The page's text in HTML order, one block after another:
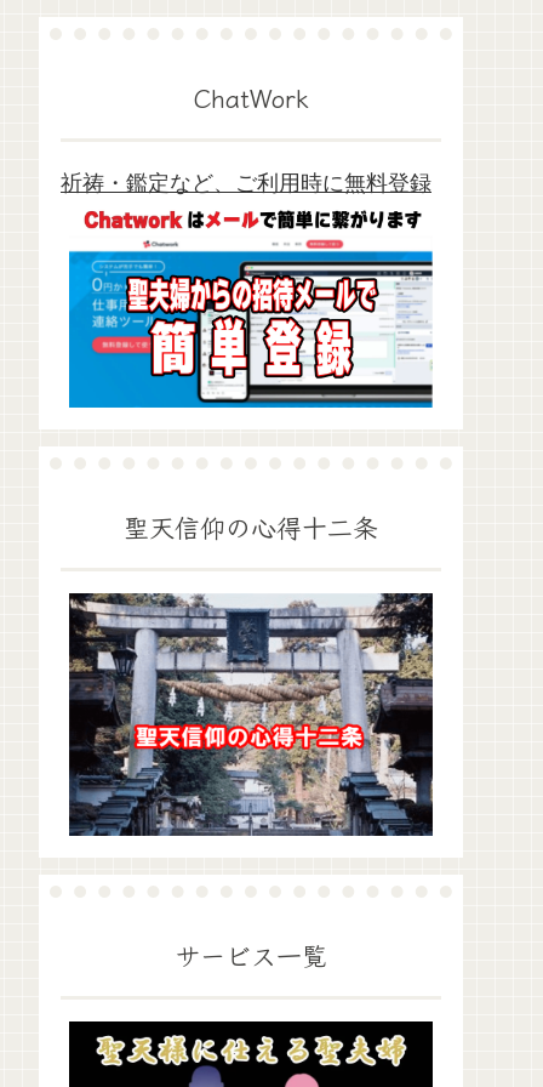
ChatWork
祈祷・鑑定など、ご利用時に無料登録
聖天信仰の心得十二条
サービス一覧